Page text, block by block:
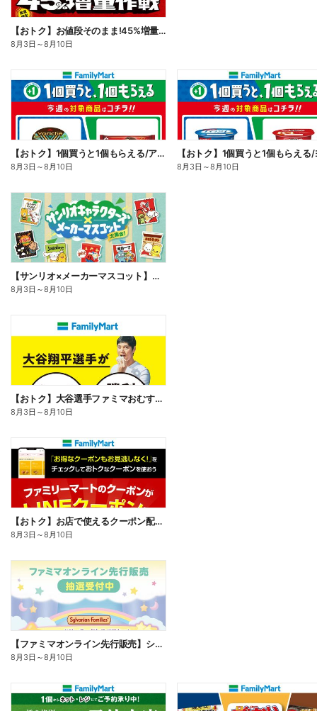
【おトク】お値段そのまま!45%増量作戦!
8月3日 ～8月10日
【おトク】1個買うと1個もらえる/アイス
8月3日 ～8月10日 8月3日 ～8月10日
【サンリオ×メーカーマスコット】オリジナルグッズ貰える!
8月3日 ～8月10日
【おトク】大谷選手ファミマおむすび割
8月3日 ～8月10日
【おトク】お店で使えるクーポン配信中
8月3日 ～8月10日
【ファミマオンライン先行販売】シルバニアファミリー
8月3日 ～8月10日